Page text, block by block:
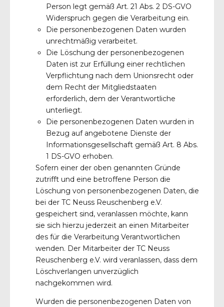
Person legt gemäß Art. 21 Abs. 2 DS-GVO
Widerspruch gegen die Verarbeitung ein.
Die personenbezogenen Daten wurden
unrechtmäßig verarbeitet.
Die Löschung der personenbezogenen
Daten ist zur Erfüllung einer rechtlichen
Verpflichtung nach dem Unionsrecht oder
dem Recht der Mitgliedstaaten
erforderlich, dem der Verantwortliche
unterliegt.
Die personenbezogenen Daten wurden in
Bezug auf angebotene Dienste der
Informationsgesellschaft gemäß Art. 8 Abs.
1 DS-GVO erhoben.
Sofern einer der oben genannten Gründe
zutrifft und eine betroffene Person die
Löschung von personenbezogenen Daten, die
bei der TC Neuss Reuschenberg e.V.
gespeichert sind, veranlassen möchte, kann
sie sich hierzu jederzeit an einen Mitarbeiter
des für die Verarbeitung Verantwortlichen
wenden. Der Mitarbeiter der TC Neuss
Reuschenberg e.V. wird veranlassen, dass dem
Löschverlangen unverzüglich
nachgekommen wird.
Wurden die personenbezogenen Daten von